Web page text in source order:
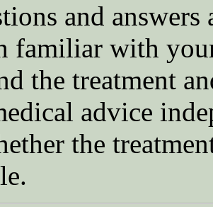
and
familiar with
the treatment
advice
the